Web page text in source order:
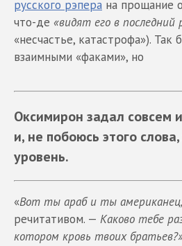
русского рэпера на прощание
что-де «видят его в последний
«несчастье, катастрофа»). Так
взаимными «факами», но
Оксимирон задал совсем
и, не побоюсь этого
уровень.
«Вот ты араб и ты американец,
речитативом. — Каково тебе
котором кровь твоих